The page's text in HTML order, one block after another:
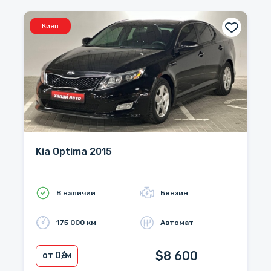
Киев
Kia Optima 2015
В наличии Бензин
175 000 км Автомат
от 0₴/м $8 600